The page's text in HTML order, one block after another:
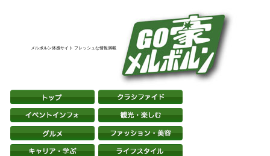
メルボルン体感サイト フレッシュな情報満載